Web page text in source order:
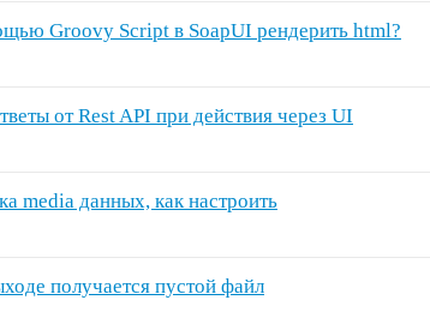
Groovy Script в SoapUI рендерить html?
от Rest API при действия через UI
media данных, как настроить
получается пустой файл